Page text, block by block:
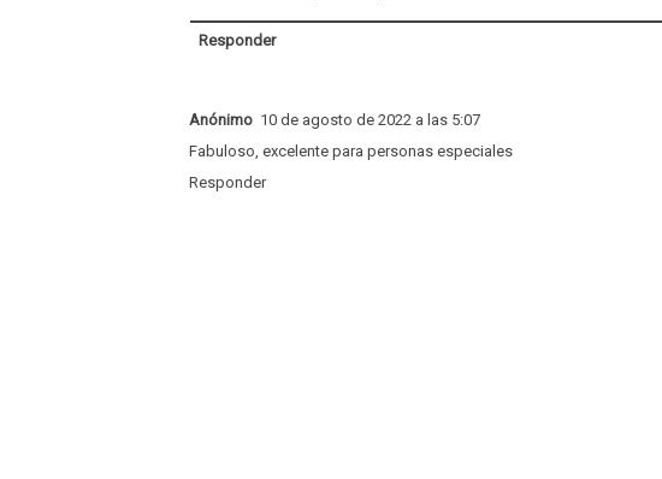
Responder
Anónimo 10 de agosto de 2022 a las 5:07
Fabuloso, excelente para personas especiales
Responder